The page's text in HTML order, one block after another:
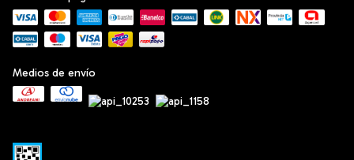
Medios de envío